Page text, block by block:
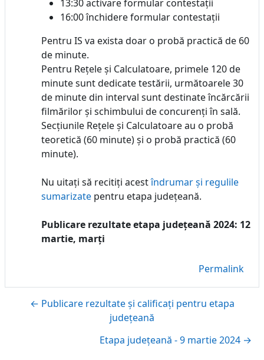
13:30 activare formular contestații
16:00 închidere formular contestații
Pentru IS va exista doar o probă practică de 60
de minute.
Pentru Rețele și Calculatoare, primele 120 de
minute sunt dedicate testării, următoarele 30
de minute din interval sunt destinate încărcării
filmărilor și schimbului de concurenți în sală.
Secțiunile Rețele și Calculatoare au o probă
teoretică (60 minute) și o probă practică (60
minute).
Nu uitați să recitiți acestîndrumar și regulile
sumarizate pentru etapa județeană.
Publicare rezultate etapa județeană 2024: 12
martie, marți
Permalink
← Publicare rezultate și calificați pentru etapa
județeană
Etapa județeană - 9 martie 2024 →